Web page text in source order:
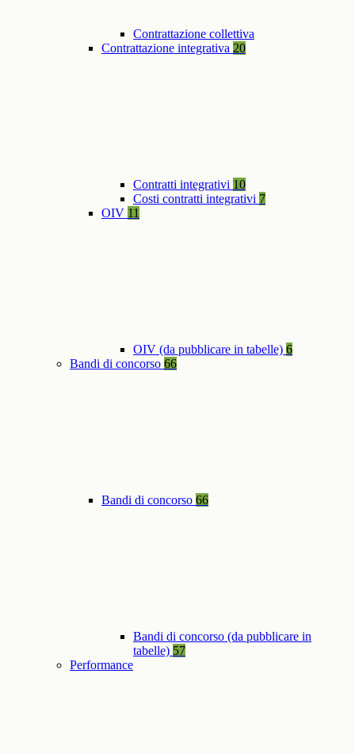
Contrattazione collettiva
Contrattazione integrativa 20
Contratti integrativi 10
Costi contratti integrativi 7
OIV 11
OIV (da pubblicare in tabelle) 6
Bandi di concorso 66
Bandi di concorso 66
Bandi di concorso (da pubblicare in
tabelle) 57
Performance